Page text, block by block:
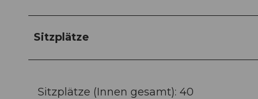
Sitzplätze
Sitzplätze (Innen gesamt): 40